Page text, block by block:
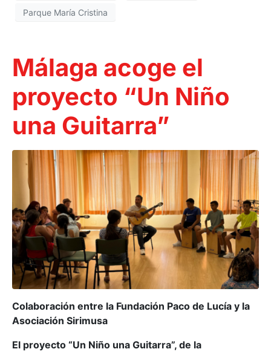
Parque María Cristina
Málaga acoge el
proyecto “Un Niño
una Guitarra”
Colaboración entre la Fundación Paco de Lucía y la
Asociación Sirimusa
El proyecto “Un Niño una Guitarra”, de la